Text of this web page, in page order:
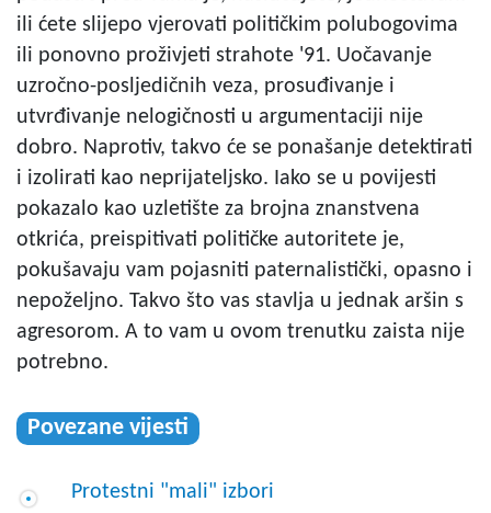
ili ćete slijepo vjerovati političkim polubogovima
ili ponovno proživjeti strahote '91. Uočavanje
uzročno-posljedičnih veza, prosuđivanje i
utvrđivanje nelogičnosti u argumentaciji nije
dobro. Naprotiv, takvo će se ponašanje detektirati
i izolirati kao neprijateljsko. Iako se u povijesti
pokazalo kao uzletište za brojna znanstvena
otkrića, preispitivati političke autoritete je,
pokušavaju vam pojasniti paternalistički, opasno i
nepoželjno. Takvo što vas stavlja u jednak aršin s
agresorom. A to vam u ovom trenutku zaista nije
potrebno.
Povezane vijesti
Protestni "mali" izbori